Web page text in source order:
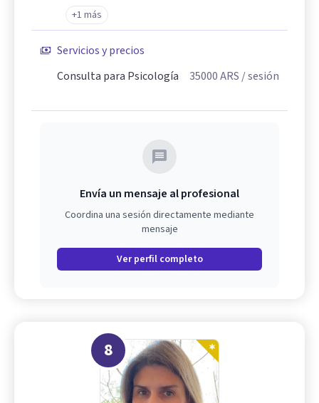
+1 más
Servicios y precios
Consulta para Psicología
35000ARS / sesión
Envía un mensaje al profesional
Coordina una sesión directamente mediante
mensaje
Ver perfil completo
8